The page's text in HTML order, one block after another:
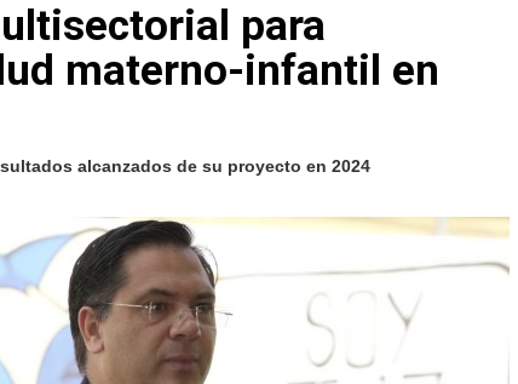
para
materno-infantil en
alcanzados de su proyecto en 2024